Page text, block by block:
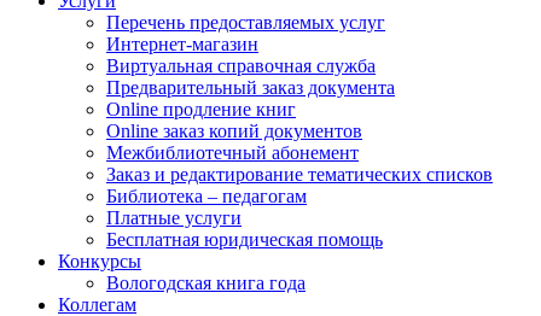
Перечень предоставляемых услуг
Интернет-магазин
Виртуальная справочная служба
Предварительный заказ документа
Online продление книг
Online заказ копий документов
Межбиблиотечный абонемент
Заказ и редактирование тематических списков
Библиотека – педагогам
Платные услуги
Бесплатная юридическая помощь
Конкурсы
Вологодская книга года
Коллегам